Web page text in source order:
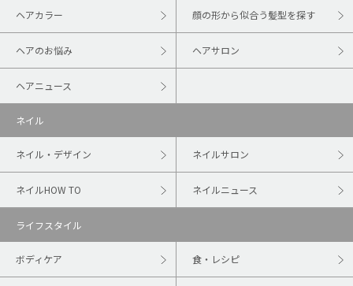
ヘアカラー 顔の形から似合う髪型を探す
ヘアのお悩み ヘアサロン
ヘアニュース
ネイル
ネイル・デザイン ネイルサロン
ネイルHOW TO ネイルニュース
ライフスタイル
ボディケア 食・レシピ